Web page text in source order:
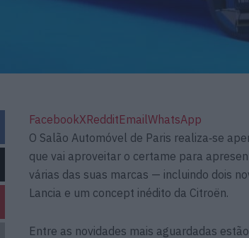
FacebookXRedditEmailWhatsApp
O Salão Automóvel de Paris realiza‑se
que vai aproveitar o certame para
várias das suas marcas — incluindo dois
Lancia e um concept inédito da Citroën.
Entre as novidades mais aguardadas